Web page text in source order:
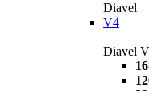
Diavel
V4
Diavel